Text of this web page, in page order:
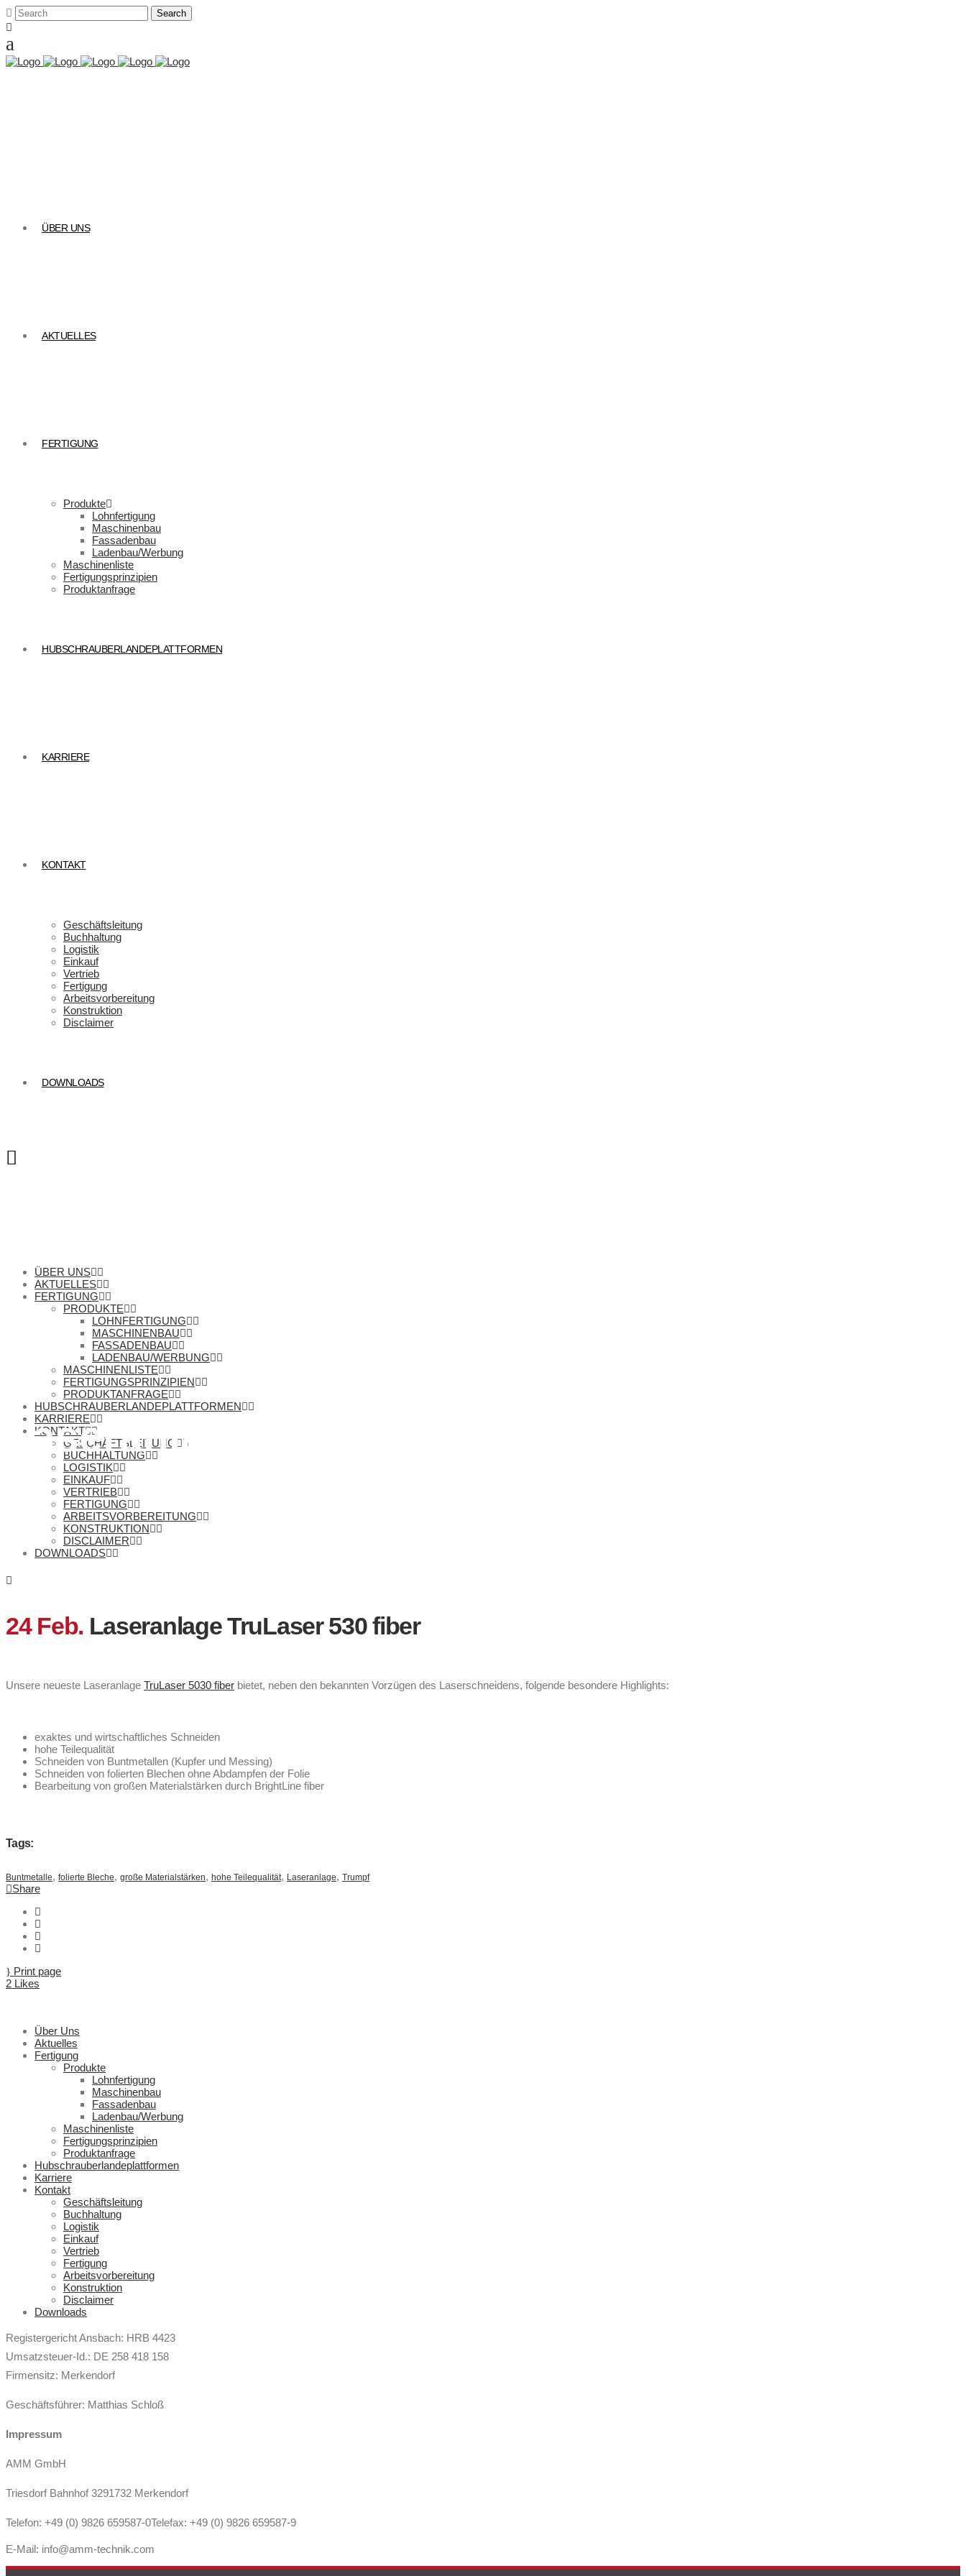
ÜBER UNS
AKTUELLES
FERTIGUNG
Produkte
Lohnfertigung
Maschinenbau
Fassadenbau
Ladenbau/Werbung
Maschinenliste
Fertigungsprinzipien
Produktanfrage
HUBSCHRAUBERLANDEPLATTFORMEN
KARRIERE
KONTAKT
Geschäftsleitung
Buchhaltung
Logistik
Einkauf
Vertrieb
Fertigung
Arbeitsvorbereitung
Konstruktion
Disclaimer
DOWNLOADS
ÜBER UNS
AKTUELLES
FERTIGUNG
PRODUKTE
LOHNFERTIGUNG
MASCHINENBAU
FASSADENBAU
LADENBAU/WERBUNG
MASCHINENLISTE
FERTIGUNGSPRINZIPIEN
PRODUKTANFRAGE
HUBSCHRAUBERLANDEPLATTFORMEN
KARRIERE
KONTAKT
GESCHÄFTSLEITUNG
BUCHHALTUNG
LOGISTIK
EINKAUF
VERTRIEB
FERTIGUNG
ARBEITSVORBEREITUNG
KONSTRUKTION
DISCLAIMER
DOWNLOADS
Laseranlage TruLaser 530 fiber
24 Feb.Laseranlage TruLaser 530 fiber
Unsere neueste Laseranlage TruLaser 5030 fiber bietet, neben den bekannten Vorzügen des Laserschneidens, folgende besondere Highlights:
exaktes und wirtschaftliches Schneiden
hohe Teilequalität
Schneiden von Buntmetallen (Kupfer und Messing)
Schneiden von folierten Blechen ohne Abdampfen der Folie
Bearbeitung von großen Materialstärken durch BrightLine fiber
Tags:
Buntmetalle, folierte Bleche, große Materialstärken, hohe Teilequalität, Laseranlage, Trumpf
Share
Print page
2 Likes
Über Uns
Aktuelles
Fertigung
Produkte
Lohnfertigung
Maschinenbau
Fassadenbau
Ladenbau/Werbung
Maschinenliste
Fertigungsprinzipien
Produktanfrage
Hubschrauberlandeplattformen
Karriere
Kontakt
Geschäftsleitung
Buchhaltung
Logistik
Einkauf
Vertrieb
Fertigung
Arbeitsvorbereitung
Konstruktion
Disclaimer
Downloads
Registergericht Ansbach: HRB 4423
Umsatzsteuer-Id.: DE 258 418 158
Firmensitz: Merkendorf
Geschäftsführer: Matthias Schloß
Impressum
AMM GmbH
Triesdorf Bahnhof 3291732 Merkendorf
Telefon: +49 (0) 9826 659587-0Telefax: +49 (0) 9826 659587-9
E-Mail: info@amm-technik.com